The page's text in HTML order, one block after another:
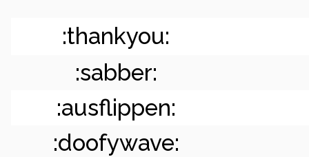
:thankyou:
:sabber:
:ausflippen:
:doofywave: